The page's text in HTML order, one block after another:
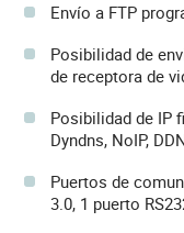
Envío a FTP
Posibilidad de
de receptora de
Posibilidad de IP
Dyndns, NoIP,
Puertos de
3.0, 1 puerto